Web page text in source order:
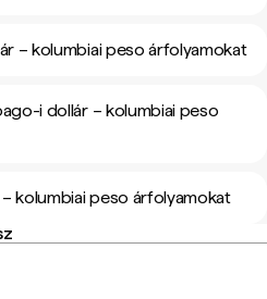
– kolumbiai peso árfolyamokat
i dollár – kolumbiai peso
kolumbiai peso árfolyamokat